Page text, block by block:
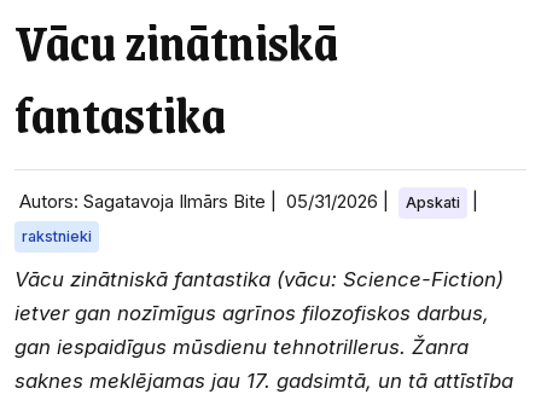
Vācu zinātniskā
fantastika
Autors: Sagatavoja Ilmārs Bite | 05/31/2026 Apskati
rakstnieki
Vācu zinātniskā fantastika (vācu: Science-Fiction)
ietver gan nozīmīgus agrīnos filozofiskos darbus,
gan iespaidīgus mūsdienu tehnotrillerus. Žanra
saknes meklējamas jau 17. gadsimtā, un tā attīstība